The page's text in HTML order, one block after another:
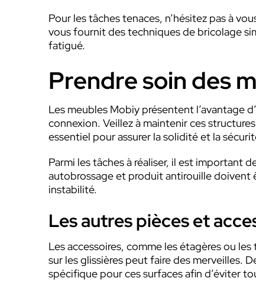
Pour les tâches tenaces, n’hésitez pas à
vous fournit des techniques de bricolage
fatigué.
Prendre soin des
Les meubles Mobiy présentent l’avantage
connexion. Veillez à maintenir ces
essentiel pour assurer la solidité et la
Parmi les tâches à réaliser, il est important
autobrossage et produit antirouille doivent
instabilité.
Les autres pièces et
Les accessoires, comme les étagères ou
sur les glissières peut faire des merveilles.
spécifique pour ces surfaces afin d’éviter